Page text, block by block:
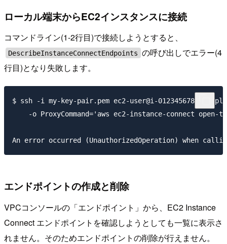
ローカル端末からEC2インスタンスに接続
コマンドライン(1-2行目)で接続しようとすると、
DescribeInstanceConnectEndpoints の呼び出しでエラー(4
行目)となり失敗します。
$ ssh -i my-key-pair.pem ec2-user@i-
-o ProxyCommand='aws ec2-instance-connect open-
エンドポイントの作成と削除
VPCコンソールの「エンドポイント」から、EC2 Instance
Connect エンドポイントを確認しようとしても一覧に表示さ
れません。そのためエンドポイントの削除が行えません。